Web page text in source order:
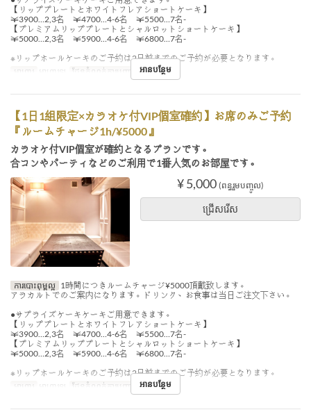
【リッププレートとホワイトフレアショートケーキ】
￥3900…2,3名 ￥4700…4-6名 ￥5500…7名-
【プレミアムリッププレートとシャルロットショートケーキ】
￥5000…2,3名 ￥5900…4-6名 ￥6800…7名-
※リップホールケーキのご予約は2日前までのご予約が必要となります。
អាហារ
អាហារឡ ដែនកំណត់ការបញ្ជាទិញ 4 ~ 6
អានបន្ថែម
【1日1組限定×カラオケ付VIP個室確約】お席のみご予約
『ルームチャージ1h/¥5000』
カラオケ付VIP個室が確約となるプランです。
合コンやパーティなどのご利用で1番人気のお部屋です。
¥ 5,000 (ពន្ធរួមបញ្ចូល)
ជ្រើសរើស
ការបោះពុម្ពល្អ 1時間につきルームチャージ¥5000頂戴致します。
アラカルトでのご案内になります。ドリンク、お食事は当日ご注文下さい。
●サプライズケーキケーキご用意できます。
【リッププレートとホワイトフレアショートケーキ】
￥3900…2,3名 ￥4700…4-6名 ￥5500…7名-
【プレミアムリッププレートとシャルロットショートケーキ】
￥5000…2,3名 ￥5900…4-6名 ￥6800…7名-
※リップホールケーキのご予約は2日前までのご予約が必要となります。
អាហារ
អាហារឡ ដែនកំណត់ការបញ្ជាទិញ 4 ~ 10
អានបន្ថែម